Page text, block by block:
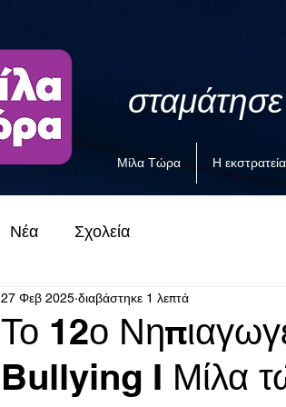
Μίλα Τώρα Η εκστρατεία
Νέα Σχολεία
Το 12ο
Bullying I Μίλα
27 Φεβ 2025 διαβάστηκε 1 λεπτά